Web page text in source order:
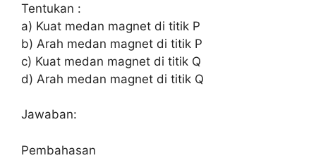
Tentukan :
a) Kuat medan magnet di titik P
b) Arah medan magnet di titik P
c) Kuat medan magnet di titik Q
d) Arah medan magnet di titik Q
Jawaban:
Pembahasan